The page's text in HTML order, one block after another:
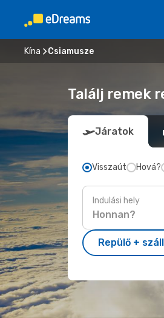
Kína Csiamusze
Találj remek
Járatok
Visszaút Hová?
Indulási hely
Repülő +